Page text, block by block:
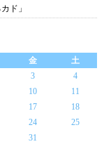
ド」
金
土
3
4
10
11
17
18
24
25
31